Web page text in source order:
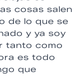
cosas salen
de lo que se
y ya soy
tanto como
es todo
que